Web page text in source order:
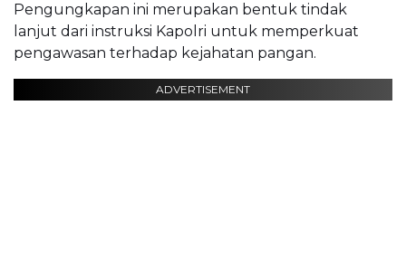
Pengungkapan ini merupakan bentuk tindak
lanjut dari instruksi Kapolri untuk memperkuat
pengawasan terhadap kejahatan pangan.
ADVERTISEMENT